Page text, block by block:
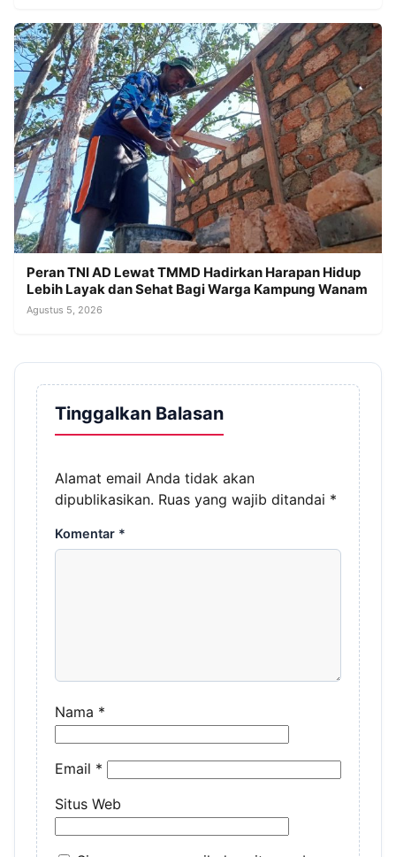
Peran TNI AD Lewat TMMD Hadirkan Harapan Hidup
Lebih Layak dan Sehat Bagi Warga Kampung Wanam
Agustus 5, 2026
Tinggalkan Balasan
Alamat email Anda tidak akan
dipublikasikan. Ruas yang wajib ditandai *
Komentar *
Nama *
Email *
Situs Web